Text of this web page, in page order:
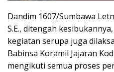
Dandim 1607/Sumbawa
S.E., ditengah
kegiatan serupa juga
Babinsa Koramil Jajaran
mengikuti semua proses